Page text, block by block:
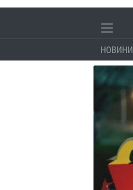
НОВИНИ